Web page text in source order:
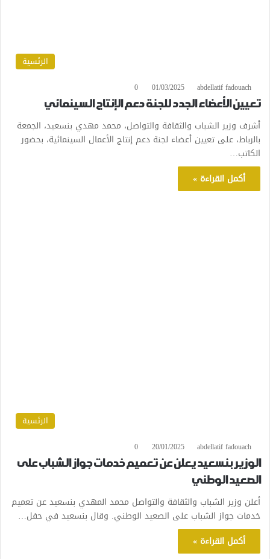
الرئسية
abdellatif fadouach
01/03/2025
0
تعيين الأعضاء الجدد للجنة دعم الإنتاج السينمائي
أشرف وزير الشباب والثقافة والتواصل، محمد مهدي بنسعيد، الجمعة
بالرباط، على تعيين أعضاء لجنة دعم إنتاج الأعمال السينمائية، بحضور
الكاتب…
أكمل القراءة »
الرئسية
abdellatif fadouach
20/01/2025
0
الوزير بنسعيد يعلن عن تعميم خدمات جواز الشباب على
الصعيد الوطني
أعلن وزير الشباب والثقافة والتواصل محمد المهدي بنسعيد عن تعميم
خدمات جواز الشباب على الصعيد الوطني. وقال بنسعيد في حفل…
أكمل القراءة »